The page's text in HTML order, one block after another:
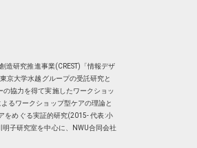
造研究推進事業(CREST)「情報デザ
京大学水越グループの受託研究と
協力を得て実施したワークショッ
るワークショップ型ケアの理論と
をめぐる実証的研究(2015- 代表:小
明子研究室を中心に、
NWU合同会社